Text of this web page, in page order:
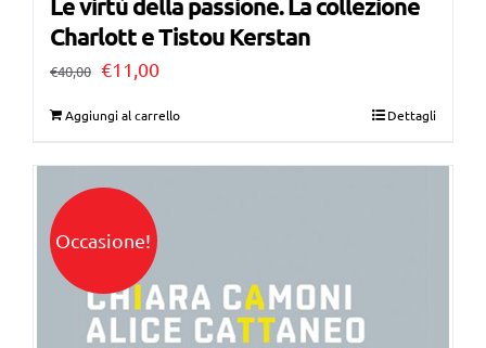
Charlott e Tistou Kerstan
€40,00 Il
era:
€40,00.
€11,00Il
è:
Aggiungi al carrello Dettagli
Occasione!